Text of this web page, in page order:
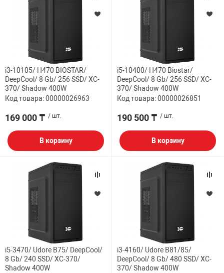
i3-10105/ H470 BIOSTAR/
DeepCool/ 8 Gb/ 256 SSD/ XC-
370/ Shadow 400W
Код товара: 00000026963
169 000 ₸ / шт.
В корзину
i5-10400/ H470 Biostar/
DeepCool/ 8 Gb/ 256 SSD/ XC-
370/ Shadow 400W
Код товара: 00000026851
190 500 ₸ / шт.
В корзину
i5-3470/ Udore B75/ DeepCool/
8 Gb/ 240 SSD/ XC-370/
Shadow 400W
i3-4160/ Udore B81/85/
DeepCool/ 8 Gb/ 480 SSD/ XC-
370/ Shadow 400W